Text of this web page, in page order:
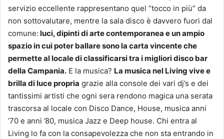
servizio eccellente rappresentano quel “tocco in più” da
non sottovalutare, mentre la sala disco è davvero fuori dal
comune: luci, dipinti di arte contemporanea e un ampio
spazio in cui poter ballare sono la carta vincente che
permette al locale di classificarsi tra i migliori disco bar
della Campania. E la musica? La musica nel Living vive e
brilla di luce propria grazie alla console dei vari dj’s e dei
tantissimi artisti che ogni sera rendono magica una serata
trascorsa al locale con Disco Dance, House, musica anni
’70 e anni ’80, musica Jazz e Deep house. Chi entra al
Living lo fa con la consapevolezza che non sta entrando in